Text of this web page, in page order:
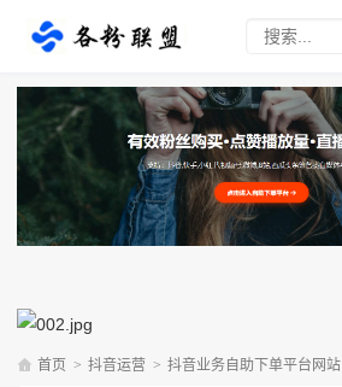
首页 > 抖音运营 > 抖音业务自助下单平台网站